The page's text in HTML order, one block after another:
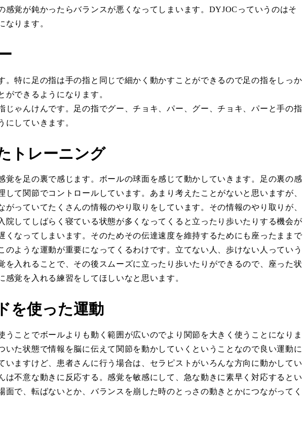
感覚が鈍かったらバランスが悪くなってしまいます。DYJOCっていうのはそ
なります。
。特に足の指は手の指と同じで細かく動かすことができるので足の指をしっか
ができるようになります。
じゃんけんです。足の指でグー、チョキ、パー、グー、チョキ、パーと手の指
にしていきます。
トレーニング
覚を足の裏で感じます。ボールの球面を感じて動かしていきます。足の裏の感
して関節でコントロールしています。あまり考えたことがないと思いますが、
がっていてたくさんの情報のやり取りをしています。その情報のやり取りが、
院してしばらく寝ている状態が多くなってくると立ったり歩いたりする機会が
くなってしまいます。そのためその伝達速度を維持するためにも座ったままで
のような運動が重要になってくるわけです。立てない人、歩けない人っていう
を入れることで、その後スムーズに立ったり歩いたりができるので、座った状
感覚を入れる練習をしてほしいなと思います。
を使った運動
うことでボールよりも動く範囲が広いのでより関節を大きく使うことになりま
いた状態で情報を脳に伝えて関節を動かしていくということなので良い運動に
いますけど、患者さんに行う場合は、セラピストがいろんな方向に動かしてい
は不意な動きに反応する。感覚を敏感にして、急な動きに素早く対応するとい
面で、転ばないとか、バランスを崩した時のとっさの動きとかにつながってく